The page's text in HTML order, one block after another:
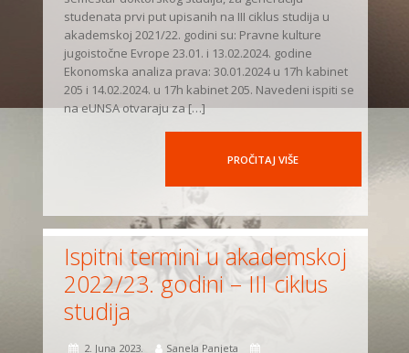
studenata prvi put upisanih na III ciklus studija u
akademskoj 2021/22. godini su: Pravne kulture
jugoistočne Evrope 23.01. i 13.02.2024. godine
Ekonomska analiza prava: 30.01.2024 u 17h kabinet
205 i 14.02.2024. u 17h kabinet 205. Navedeni ispiti se
na eUNSA otvaraju za […]
PROČITAJ VIŠE
Ispitni termini u akademskoj
2022/23. godini – III ciklus
studija
2. Juna 2023. Sanela Panjeta